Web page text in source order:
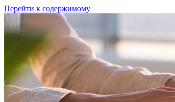
Перейти к содержимому